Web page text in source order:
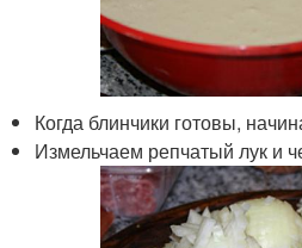
Когда блинчики готовы,
Измельчаем репчатый лук и